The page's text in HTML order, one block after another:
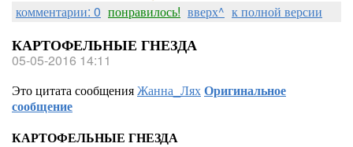
комментарии: 0 понравилось! вверх^ к полной версии
КАРТОФЕЛЬНЫЕ ГНЕЗДА
05-05-2016 14:11
Это цитата сообщенияЖанна_ЛяхОригинальное
сообщение
КАРТОФЕЛЬНЫЕ ГНЕЗДА